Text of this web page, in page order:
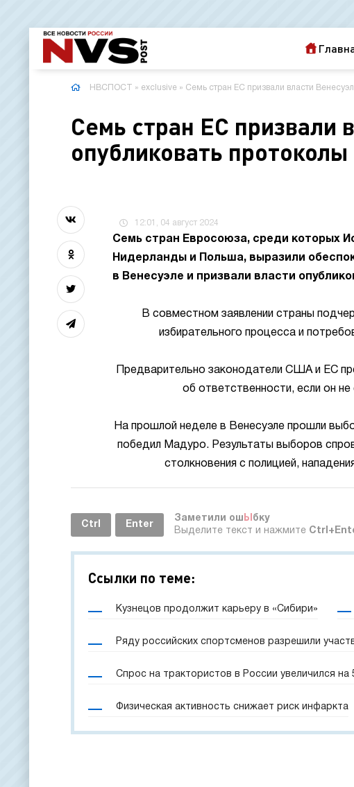
НВСПОСТ » exclusive » Семь стран ЕС призвали власти
Семь стран ЕС призвали
опубликовать
12:01, 04 август 2024
Семь стран Евросоюза, среди которых
Нидерланды и Польша, выразили
в Венесуэле и призвали власти
В совместном заявлении страны
избирательного процесса и
Предварительно законодатели США и ЕС
об ответственности, если он
На прошлой неделе в Венесуэле прошли
победил Мадуро. Результаты выборов
столкновения с полицией,
Ctrl Enter
Заметили ош Ы бку
Выделите текст и нажмите
Ссылки по теме:
Кузнецов продолжит карьеру в «Сибири»
Ряду российских спортсменов разрешили
Спрос на трактористов в России увеличился на
Физическая активность снижает риск инфаркта